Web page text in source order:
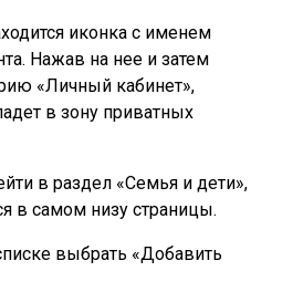
иконка с именем
Нажав на нее и затем
«Личный кабинет»,
в зону приватных
в раздел «Семья и дети»,
в самом низу страницы.
выбрать «Добавить